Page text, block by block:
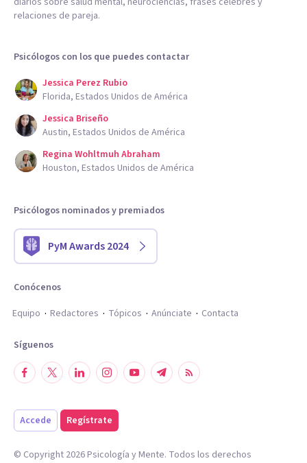
relaciones de pareja.
Psicólogos con los que puedes contactar
Jessica Perez Rubio
Florida, Estados Unidos de América
Jessica Briseño
Austin, Estados Unidos de América
Regina Wohltmuh Abraham
Houston, Estados Unidos de América
Psicólogos nominados y premiados
PyM Awards 2024
Conócenos
Equipo
Redactores Tópicos Anúnciate Contacta
Síguenos
Accede Regístrate
© Copyright 2026Psicología y Mente. Todos los derechos